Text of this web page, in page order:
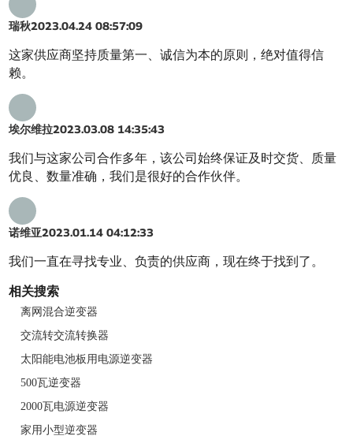
瑞秋2023.04.24 08:57:09
这家供应商坚持质量第一、诚信为本的原则，绝对值得信
赖。
埃尔维拉2023.03.08 14:35:43
我们与这家公司合作多年，该公司始终保证及时交货、质量
优良、数量准确，我们是很好的合作伙伴。
诺维亚2023.01.14 04:12:33
我们一直在寻找专业、负责的供应商，现在终于找到了。
相关搜索
离网混合逆变器
交流转交流转换器
太阳能电池板用电源逆变器
500瓦逆变器
2000瓦电源逆变器
家用小型逆变器